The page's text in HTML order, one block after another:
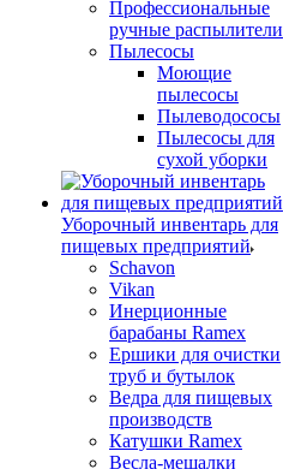
Профессиональные
ручные распылители
Пылесосы
Моющие
пылесосы
Пылеводососы
Пылесосы для
сухой уборки
Уборочный инвентарь для
пищевых предприятий
Schavon
Vikan
Инерционные
барабаны Ramex
Ершики для очистки
труб и бутылок
Ведра для пищевых
производств
Катушки Ramex
Весла-мешалки